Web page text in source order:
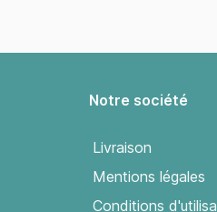
Notre société
Livraison
Mentions légales
Conditions